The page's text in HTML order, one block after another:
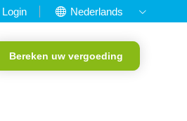
Login
Nederlands
Francais
Bereken uw vergoeding